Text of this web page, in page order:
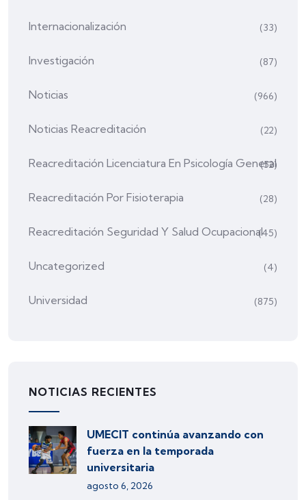
Internacionalización (33)
Investigación (87)
Noticias (966)
Noticias Reacreditación (22)
Reacreditación Licenciatura En Psicología General
(52)
Reacreditación Por Fisioterapia (28)
Reacreditación Seguridad Y Salud Ocupacional(45)
Uncategorized (4)
Universidad (875)
NOTICIAS RECIENTES
UMECIT continúa avanzando con
fuerza en la temporada
universitaria
agosto 6, 2026